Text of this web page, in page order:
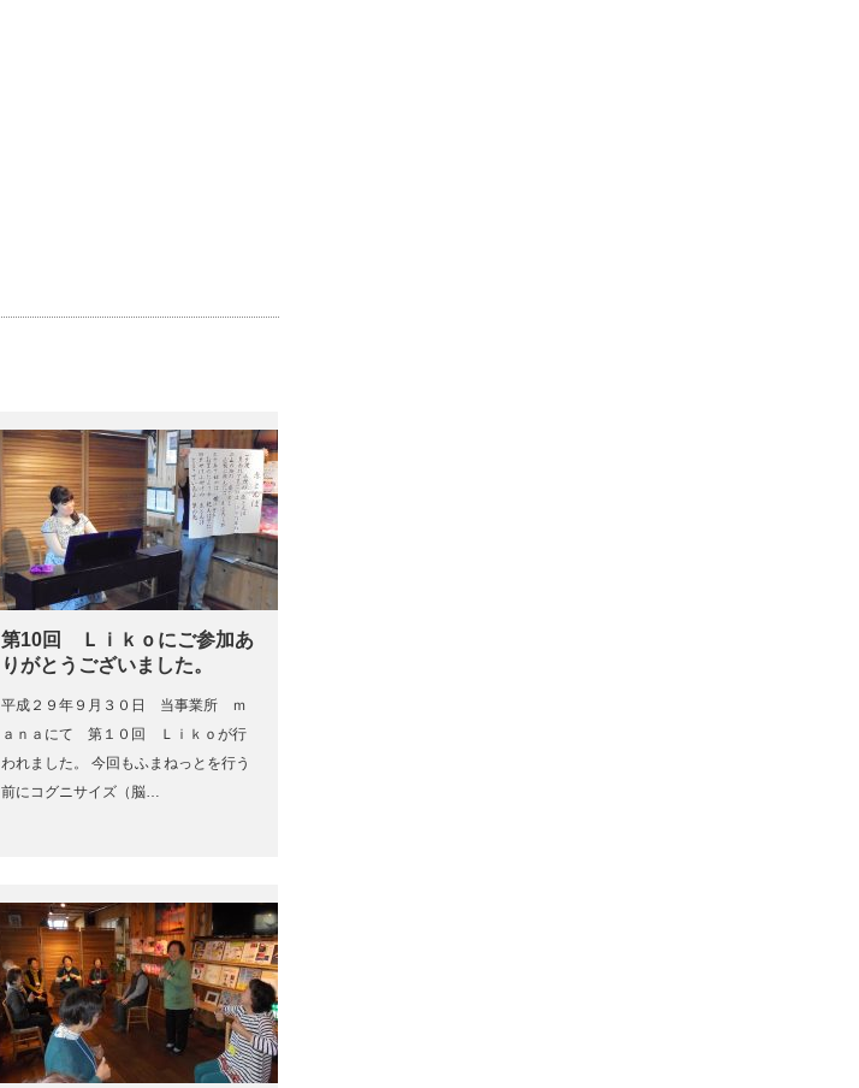
第10回 Ｌｉｋｏにご参加あ
りがとうございました。
平成２９年９月３０日 当事業所 ｍ
ａｎａにて 第１０回 Ｌｉｋｏが行
われました。 今回もふまねっとを行う
前にコグニサイズ（脳…